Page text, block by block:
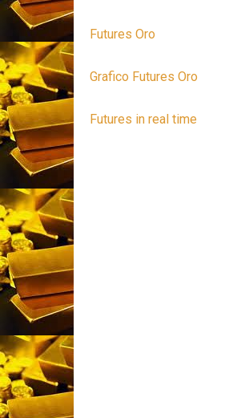
Futures Oro
Grafico Futures Oro
Futures in real time